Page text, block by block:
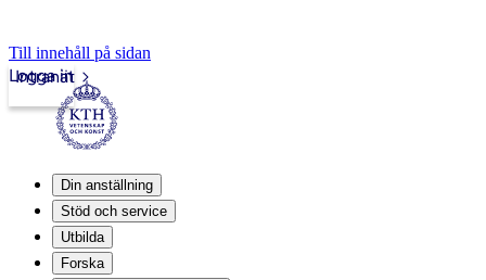
Till innehåll på sidan
Intranät
Logga in
Din anställning
Stöd och service
Utbilda
Forska